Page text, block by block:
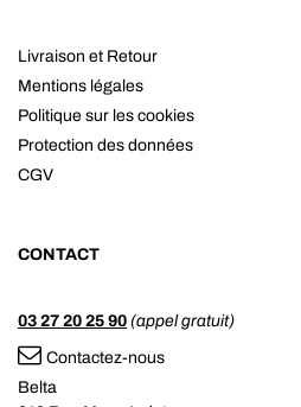
Livraison et Retour
Mentions légales
Politique sur les cookies
Protection des données
CGV
CONTACT
03 27 20 25 90 (appel gratuit)
Contactez-nous
Belta